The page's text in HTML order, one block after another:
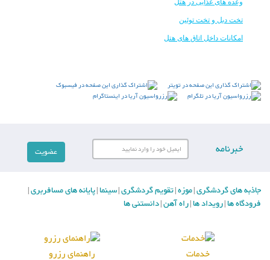
وعده های غذایی در هتل
تخت دبل و تخت توئین
امکانات داخل اتاق های هتل
خبرنامه
جاذبه های گردشگری موزه تقویم گردشگری سینما پایانه های مسافربری
فرودگاه ها رویداد ها راه آهن دانستنی ها
خدمات راهنمای رزرو